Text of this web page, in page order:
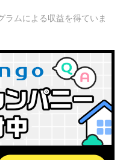
ラムによる収益を得ていま